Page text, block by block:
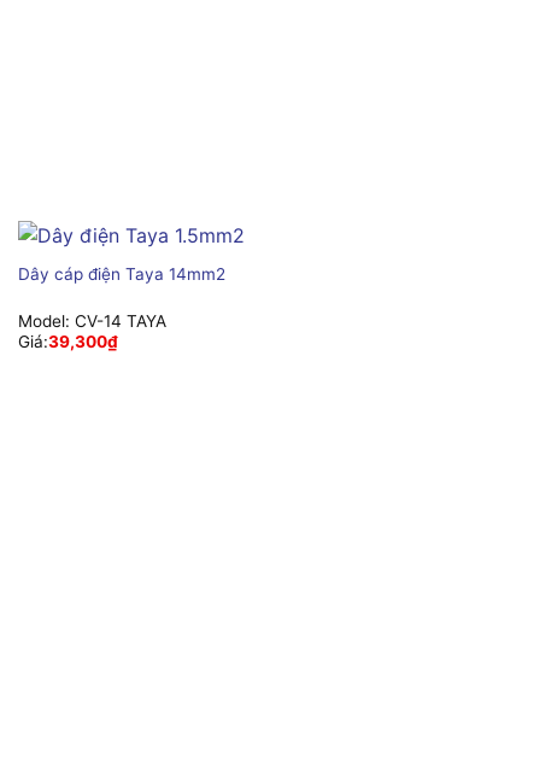
Dây cáp điện Taya 14mm2
Model: CV-14 TAYA
Giá:39,300₫